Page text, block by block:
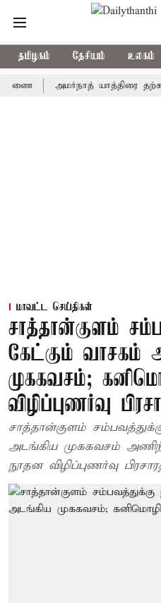
தமிழகம் தேசியம் உலகம்
அமர்நாத் யாத்திரை
மாவட்ட செய்திகள்
சாத்தான்குளம்
கேட்கும் வாசகம்
முககவசம்;
விழிப்புணர்வு
சாத்தான்குளம்
அடங்கிய முககவசம்
நூதன விழிப்புணர்வு